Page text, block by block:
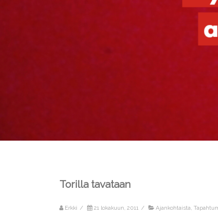
Torilla tavataan
Erkki / 21 lokakuun, 2011 / Ajankohtaista,